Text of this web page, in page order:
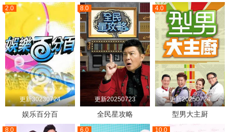
2.0
更新30230724
娱乐百分百
8.0
更新20250723
全民星攻略
4.0
更新20250724
型男大主厨
8.0 6.0 10.0